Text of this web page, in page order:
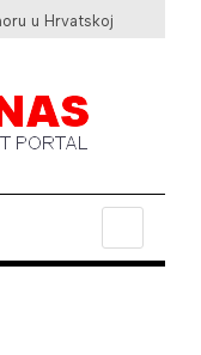
u Hrvatskoj